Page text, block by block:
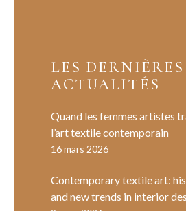
LES DERNIÈRES
ACTUALITÉS
Quand les femmes artistes
l’art textile contemporain
16 mars 2026
Contemporary textile art:
and new trends in interior